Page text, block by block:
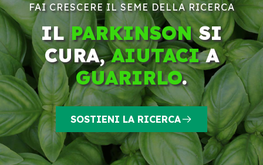
FAI CRESCERE IL SEME DELLA RICERCA
ILPARKINSONSI
CURA,AIUTACIA
GUARIRLO.
SOSTIENI LA RICERCA